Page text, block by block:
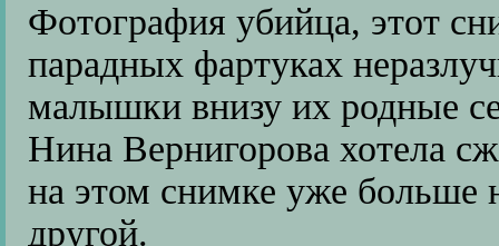
Фотография убийца, этот
парадных фартуках
малышки внизу их родные
Нина Вернигорова хотела
на этом снимке уже больше
другой.